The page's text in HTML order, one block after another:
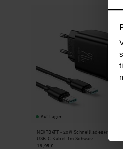
Auf Lager
NEXTBATT - 20W Schnellladegerät PD +
USB-C-Kabel 1m Schwarz
19,95 €